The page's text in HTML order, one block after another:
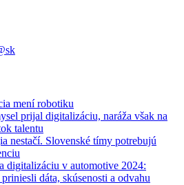
mení robotiku
prijal digitalizáciu, naráža však na
talentu
nestačí. Slovenské tímy potrebujú
digitalizáciu v automotive 2024:
dáta, skúsenosti a odvahu